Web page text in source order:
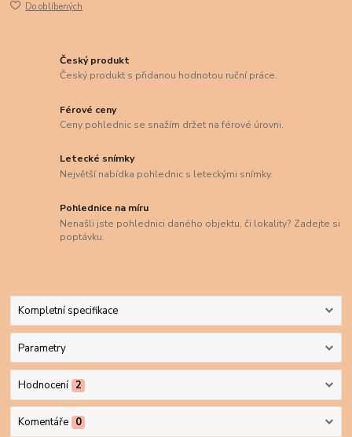
Do oblíbených
Český produkt
Český produkt s přidanou hodnotou ruční práce.
Férové ceny
Ceny pohlednic se snažím držet na férové úrovni.
Letecké snímky
Největší nabídka pohlednic s leteckými snímky.
Pohlednice na míru
Nenašli jste pohlednici daného objektu, či lokality? Zadejte si
poptávku.
Kompletní specifikace
Parametry
Hodnocení 2
Komentáře 0